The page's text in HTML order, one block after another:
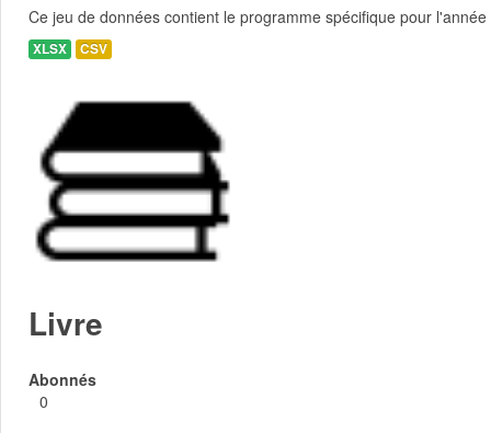
Ce jeu de données contient le programme spécifique pour
XLSX CSV
Livre
Abonnés
0